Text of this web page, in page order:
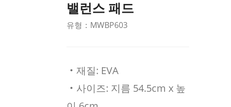
밸런스 패드
유형：MWBP603
‧재질: EVA
‧사이즈: 지름 54.5cm x 높